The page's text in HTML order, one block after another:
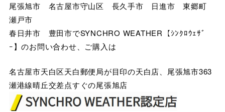
尾張旭市 名古屋市守山区 長久手市 日進市 東郷町
瀬戸市
春日井市 豊田市でSYNCHRO WEATHER【ｼﾝｸﾛｳｪｻﾞ
ｰ】のお問い合わせ、ご購入は
名古屋市天白区天白郵便局が目印の天白店、尾張旭市363
瀬港線晴丘交差点すぐの尾張旭店